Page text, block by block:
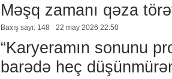
Məşq zamanı qəza
Baxış sayı: 148 22 may 2026 22:50
“Karyeramın sonunu
barədə heç